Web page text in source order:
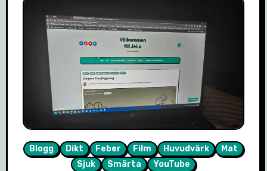
Blogg Dikt Feber Film Huvudvärk
Mat
Sjuk
Smärta YouTube